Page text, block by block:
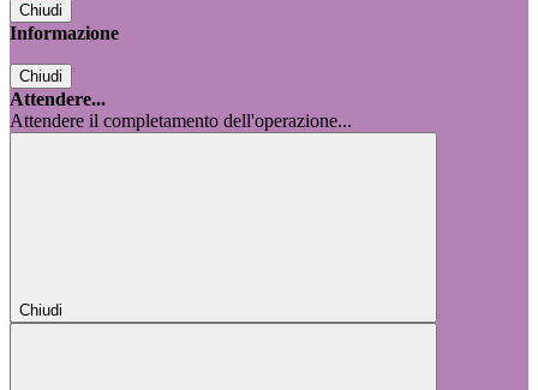
Chiudi
Informazione
Chiudi
Attendere...
Attendere il completamento dell'operazione...
Chiudi